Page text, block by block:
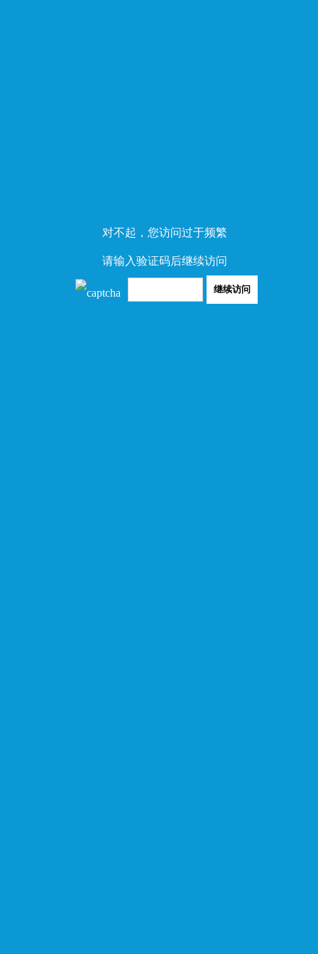
对不起，您访问过于频繁
请输入验证码后继续访问
继续访问